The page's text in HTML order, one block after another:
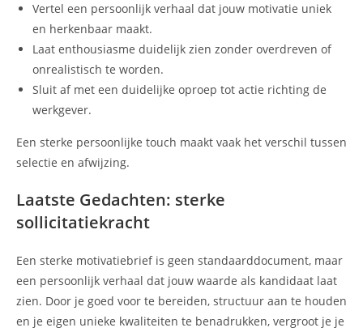
Vertel een persoonlijk verhaal dat jouw motivatie uniek
en herkenbaar maakt.
Laat enthousiasme duidelijk zien zonder overdreven of
onrealistisch te worden.
Sluit af met een duidelijke oproep tot actie richting de
werkgever.
Een sterke persoonlijke touch maakt vaak het verschil tussen
selectie en afwijzing.
Laatste Gedachten: sterke
sollicitatiekracht
Een sterke motivatiebrief is geen standaarddocument, maar
een persoonlijk verhaal dat jouw waarde als kandidaat laat
zien. Door je goed voor te bereiden, structuur aan te houden
en je eigen unieke kwaliteiten te benadrukken, vergroot je je